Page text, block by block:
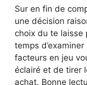
Sur en fin de
une décision
choix du te laisse
temps
facteurs en jeu
éclairé et de tirer
achat. Bonne